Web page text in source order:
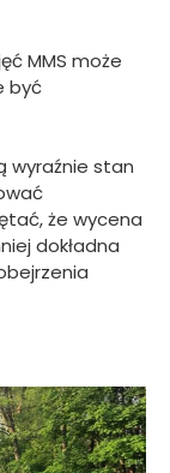
MMS może
być
wyraźnie stan
że wycena
dokładna